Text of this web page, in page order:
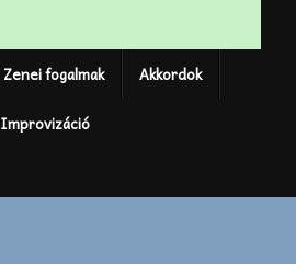
Zenei fogalmak Akkordok
Improvizáció